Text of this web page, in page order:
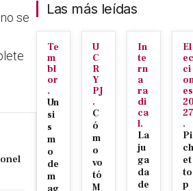
se
Las más leídas
Te
m
bl
or
.
Un
si
s
m
o
de
m
U
C
R
Y
PJ
.
C
ó
m
o
vo
tó
M
In
te
rn
a
ra
di
ca
l.
La
ju
ga
da
de
El
ec
ci
es
20
27
.
Pi
ch
et
to
p